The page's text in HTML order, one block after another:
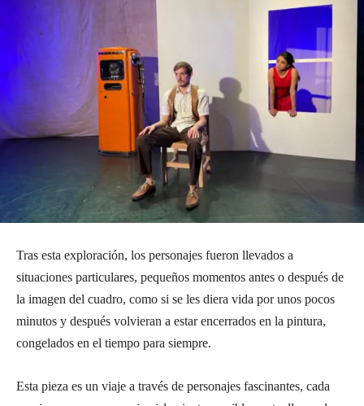
Tras esta exploración, los personajes fueron llevados a
situaciones particulares, pequeños momentos antes o después de
la imagen del cuadro, como si se les diera vida por unos pocos
minutos y después volvieran a estar encerrados en la pintura,
congelados en el tiempo para siempre.
Esta pieza es un viaje a través de personajes fascinantes, cada